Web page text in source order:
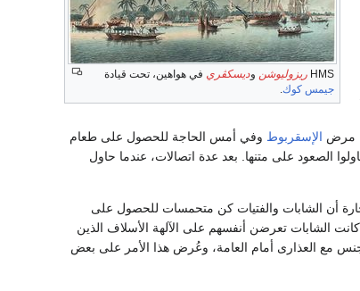
HMS ريزوليوشن وديسكڤري في هواهين، تحت قيادة
جيمس كوك
مرض الإسقربوط وفي أمس الحاجة للحصول على طعام
على متن السفينة وحاولوا الصعود على متنها. بعد عدة اتصالات، عندما حاول
أن الشابات والفتيات كن متحمسات للحصول على
الشابات تعرضن أنفسهم على الآلهة الأسلاف الذين
مع العذارى أمام العامة، وعُرض هذا الأمر على بعض